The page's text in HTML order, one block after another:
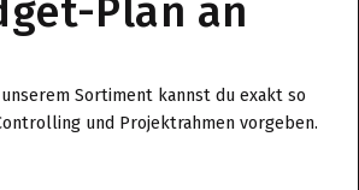
Plan an
unserem Sortiment kannst du exakt so
und Projektrahmen vorgeben.